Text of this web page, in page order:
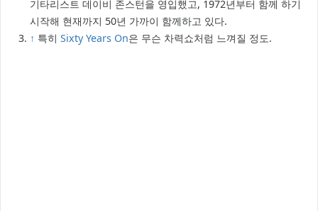
기타리스트 데이비 존스턴을 영입했고, 1972년부터 함께 하기
시작해 현재까지 50년 가까이 함께하고 있다.
↑ 특히 Sixty Years On은 무슨 차력쇼처럼 느껴질 정도.